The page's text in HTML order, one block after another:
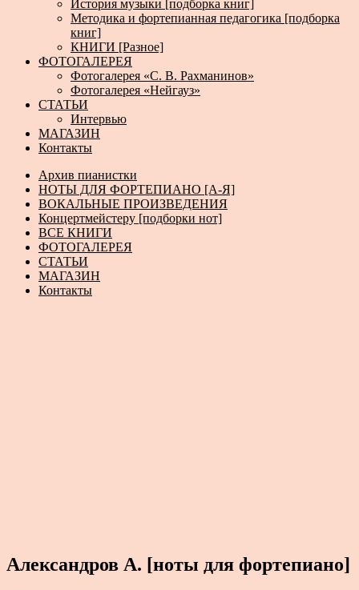
История музыки [подборка книг]
Методика и фортепианная педагогика [подборка
книг]
КНИГИ [Разное]
ФОТОГАЛЕРЕЯ
Фотогалерея «С. В. Рахманинов»
Фотогалерея «Нейгауз»
СТАТЬИ
Интервью
МАГАЗИН
Контакты
Архив пианистки
НОТЫ ДЛЯ ФОРТЕПИАНО [А-Я]
ВОКАЛЬНЫЕ ПРОИЗВЕДЕНИЯ
Концертмейстеру [подборки нот]
ВСЕ КНИГИ
ФОТОГАЛЕРЕЯ
СТАТЬИ
МАГАЗИН
Контакты
Александров А. [ноты для фортепиано]